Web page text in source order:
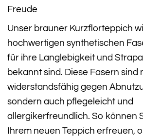
Freude
Unser brauner Kurzflorteppich
hochwertigen synthetischen
für ihre Langlebigkeit und
bekannt sind. Diese Fasern sind
widerstandsfähig gegen
sondern auch pflegeleicht und
allergikerfreundlich. So können
Ihrem neuen Teppich erfreuen,